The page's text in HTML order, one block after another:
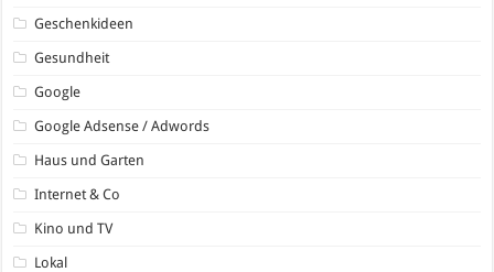
Geschenkideen
Gesundheit
Google
Google Adsense / Adwords
Haus und Garten
Internet & Co
Kino und TV
Lokal